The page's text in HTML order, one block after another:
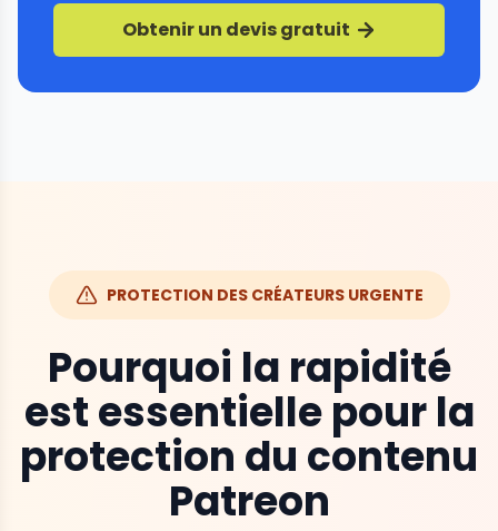
Obtenir un devis gratuit
PROTECTION DES CRÉATEURS URGENTE
Pourquoi la rapidité
est essentielle pour la
protection du contenu
Patreon